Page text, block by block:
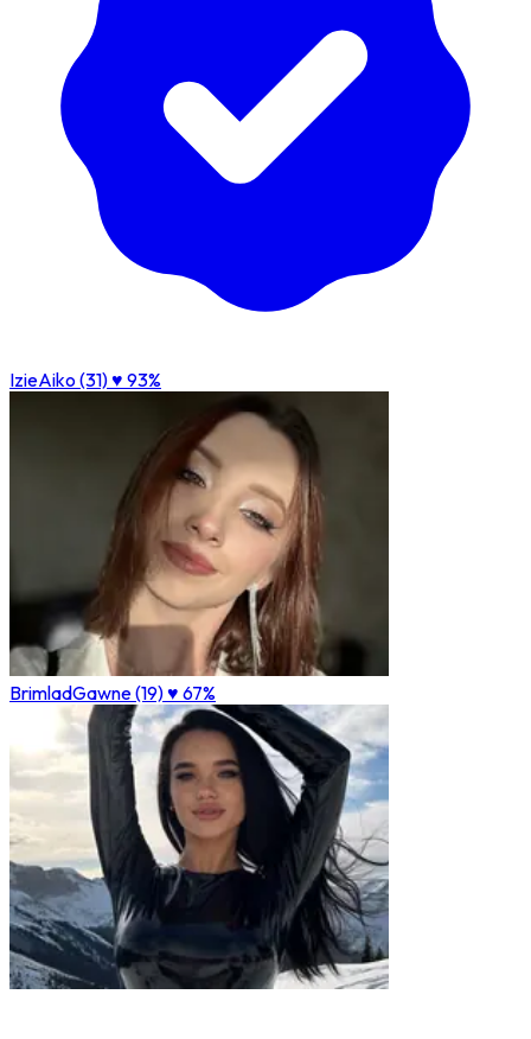
IzieAiko (31)♥ 93%
BrimladGawne (19)♥ 67%